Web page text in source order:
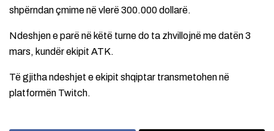
shpërndan çmime në vlerë 300.000 dollarë.
Ndeshjen e parë në këtë turne do ta zhvillojnë me datën 3
mars, kundër ekipit ATK.
Të gjitha ndeshjet e ekipit shqiptar transmetohen në
platformën Twitch.